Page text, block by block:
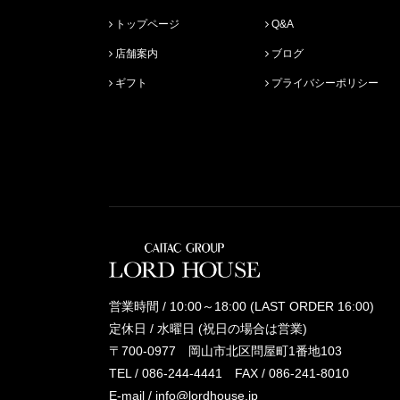
トップページ
店舗案内
ギフト
Q&A
ブログ
プライバシーポリシー
営業時間 / 10:00～18:00 (LAST ORDER 16:00)
定休日 / 水曜日 (祝日の場合は営業)
〒700-0977 岡山市北区問屋町1番地103
TEL / 086-244-4441
FAX / 086-241-8010
E-mail / info@lordhouse.jp